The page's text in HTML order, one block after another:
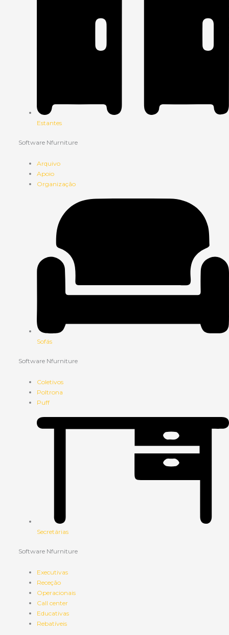
Estantes
Software Nfurniture
Arquivo
Apoio
Organização
Sofás
Software Nfurniture
Coletivos
Poltrona
Puff
Secretárias
Software Nfurniture
Executivas
Receção
Operacionais
Call center
Educativas
Rebatíveis